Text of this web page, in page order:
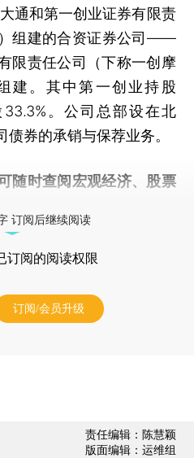
和第一创业证券有限责
组建的合资证券公司——
限责任公司（下称一创摩
建。其中第一创业持股
。公司总部设在北
券的承销与保荐业务。
可随时查阅宏观经济、股票
订阅后继续阅读
订阅的阅读权限
订阅/会员升级
责任编辑：陈慧颖
版面编辑：运维组